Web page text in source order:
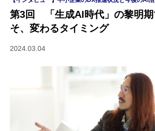
第3回 「生成AI時代」の黎明期
そ、変わるタイミング
2024.03.04